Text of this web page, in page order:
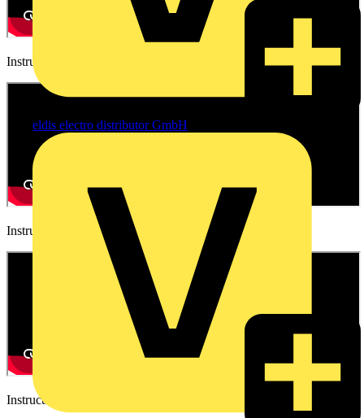
eldis electro distributor GmbH
Instructional video
Instructional video
Instructional video